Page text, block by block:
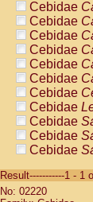
Cebidae
Cebidae
Cebidae
Cebidae
Cebidae
Cebidae
Cebidae
Cebidae
Cebidae
Cebidae
Cebidae
Cebidae
Cebidae
Result-----------1 - 1
No: 02220